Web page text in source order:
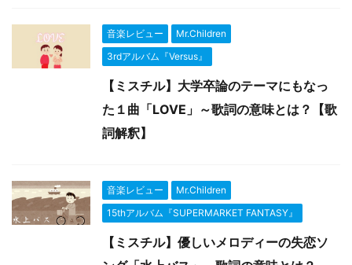
音楽レビュー
Mr.Children
3rdアルバム『Versus』
【ミスチル】大学卒論のテーマにもなっ
た１曲「LOVE」～歌詞の意味とは？【歌
詞解釈】
音楽レビュー
Mr.Children
15thアルバム『SUPERMARKET FANTASY』
【ミスチル】優しいメロディーの失恋ソ